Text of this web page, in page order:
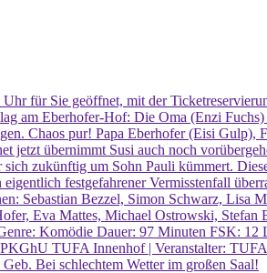
für Sie geöffnet, mit der
am Eberhofer-Hof: Die Oma (Enzi
Chaos pur! Papa Eberhofer (Eisi
jetzt übernimmt Susi auch noch
sich zukünftig um Sohn Pauli kümmert.
festgefahrener Vermisstenfall
Sebastian Bezzel, Simon Schwarz,
Eva Mattes, Michael Ostrowski,
Komödie Dauer: 97 Minuten FSK:
TUFA Innenhof | Veranstalter:
Bei schlechtem Wetter im großen Saal!